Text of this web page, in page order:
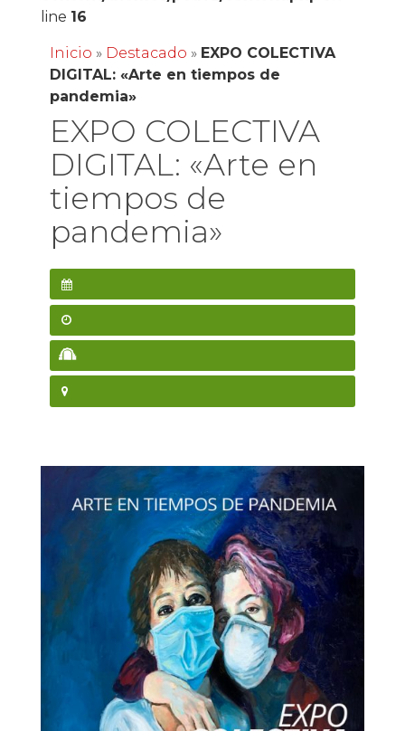
line 16
Inicio » Destacado » EXPO COLECTIVA
DIGITAL: «Arte en tiempos de
pandemia»
EXPO COLECTIVA
DIGITAL: «Arte en
tiempos de
pandemia»